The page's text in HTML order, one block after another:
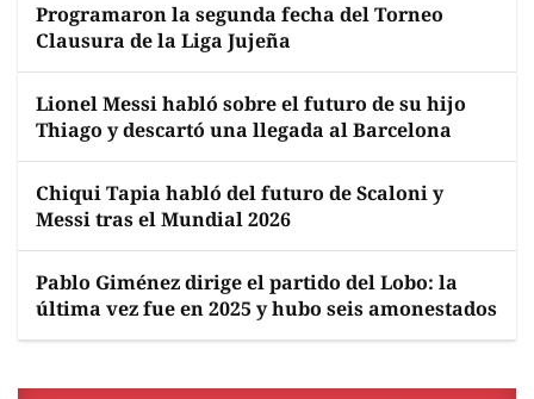
Programaron la segunda fecha del Torneo
Clausura de la Liga Jujeña
Lionel Messi habló sobre el futuro de su hijo
Thiago y descartó una llegada al Barcelona
Chiqui Tapia habló del futuro de Scaloni y
Messi tras el Mundial 2026
Pablo Giménez dirige el partido del Lobo: la
última vez fue en 2025 y hubo seis amonestados